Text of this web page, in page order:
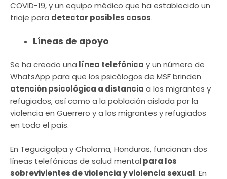
COVID-19, y un equipo médico que ha establecido un
triaje para detectar posibles casos.
Líneas de apoyo
Se ha creado una línea telefónica y un número de
WhatsApp para que los psicólogos de MSF brinden
atención psicológica a distancia a los migrantes y
refugiados, así como a la población aislada por la
violencia en Guerrero y a los migrantes y refugiados
en todo el país.
En Tegucigalpa y Choloma, Honduras, funcionan dos
líneas telefónicas de salud mental para los
sobrevivientes de violencia y violencia sexual. En